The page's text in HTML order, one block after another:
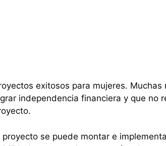
exitosos para mujeres.
independencia financiera y que no
proyecto se puede montar e